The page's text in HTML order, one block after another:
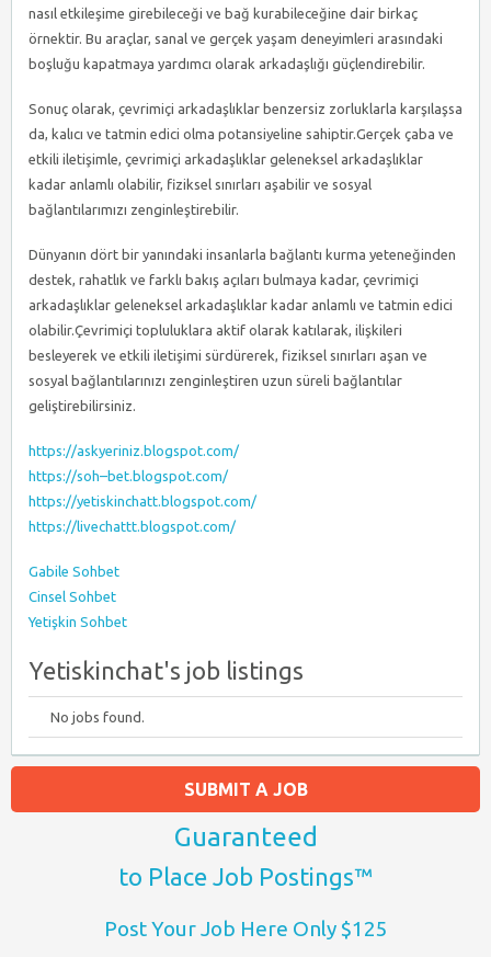
nasıl etkileşime girebileceği ve bağ kurabileceğine dair birkaç
örnektir. Bu araçlar, sanal ve gerçek yaşam deneyimleri arasındaki
boşluğu kapatmaya yardımcı olarak arkadaşlığı güçlendirebilir.
Sonuç olarak, çevrimiçi arkadaşlıklar benzersiz zorluklarla karşılaşsa
da, kalıcı ve tatmin edici olma potansiyeline sahiptir.Gerçek çaba ve
etkili iletişimle, çevrimiçi arkadaşlıklar geleneksel arkadaşlıklar
kadar anlamlı olabilir, fiziksel sınırları aşabilir ve sosyal
bağlantılarımızı zenginleştirebilir.
Dünyanın dört bir yanındaki insanlarla bağlantı kurma yeteneğinden
destek, rahatlık ve farklı bakış açıları bulmaya kadar, çevrimiçi
arkadaşlıklar geleneksel arkadaşlıklar kadar anlamlı ve tatmin edici
olabilir.Çevrimiçi topluluklara aktif olarak katılarak, ilişkileri
besleyerek ve etkili iletişimi sürdürerek, fiziksel sınırları aşan ve
sosyal bağlantılarınızı zenginleştiren uzun süreli bağlantılar
geliştirebilirsiniz.
https://askyeriniz.blogspot.com/
https://soh–bet.blogspot.com/
https://yetiskinchatt.blogspot.com/
https://livechattt.blogspot.com/
Gabile Sohbet
Cinsel Sohbet
Yetişkin Sohbet
Yetiskinchat's job listings
No jobs found.
SUBMIT A JOB
Guaranteed
to Place Job Postings™
Post Your Job Here Only $125